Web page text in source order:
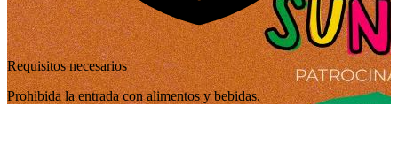
Requisitos necesarios
Prohibida la entrada con alimentos y bebidas.